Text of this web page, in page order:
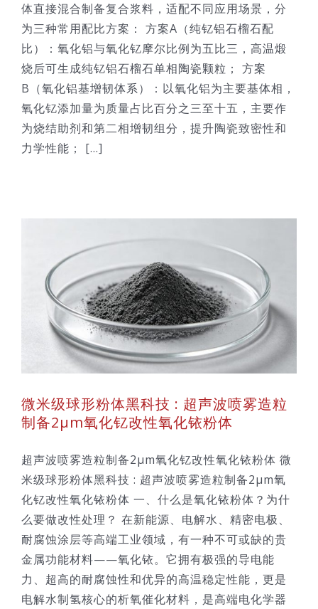
体直接混合制备复合浆料，适配不同应用场景，分
为三种常用配比方案： 方案A（纯钇铝石榴石配
比）：氧化铝与氧化钇摩尔比例为五比三，高温煅
烧后可生成纯钇铝石榴石单相陶瓷颗粒； 方案
B（氧化铝基增韧体系）：以氧化铝为主要基体相，
氧化钇添加量为质量占比百分之三至十五，主要作
为烧结助剂和第二相增韧组分，提升陶瓷致密性和
力学性能； [...]
微米级球形粉体黑科技 : 超声波喷雾造粒
制备2μm氧化钇改性氧化铱粉体
超声波喷雾造粒制备2μm氧化钇改性氧化铱粉体 微
米级球形粉体黑科技 : 超声波喷雾造粒制备2μm氧
化钇改性氧化铱粉体 一、什么是氧化铱粉体？为什
么要做改性处理？ 在新能源、电解水、精密电极、
耐腐蚀涂层等高端工业领域，有一种不可或缺的贵
金属功能材料——氧化铱。它拥有极强的导电能
力、超高的耐腐蚀性和优异的高温稳定性能，更是
电解水制氢核心的析氧催化材料，是高端电化学器